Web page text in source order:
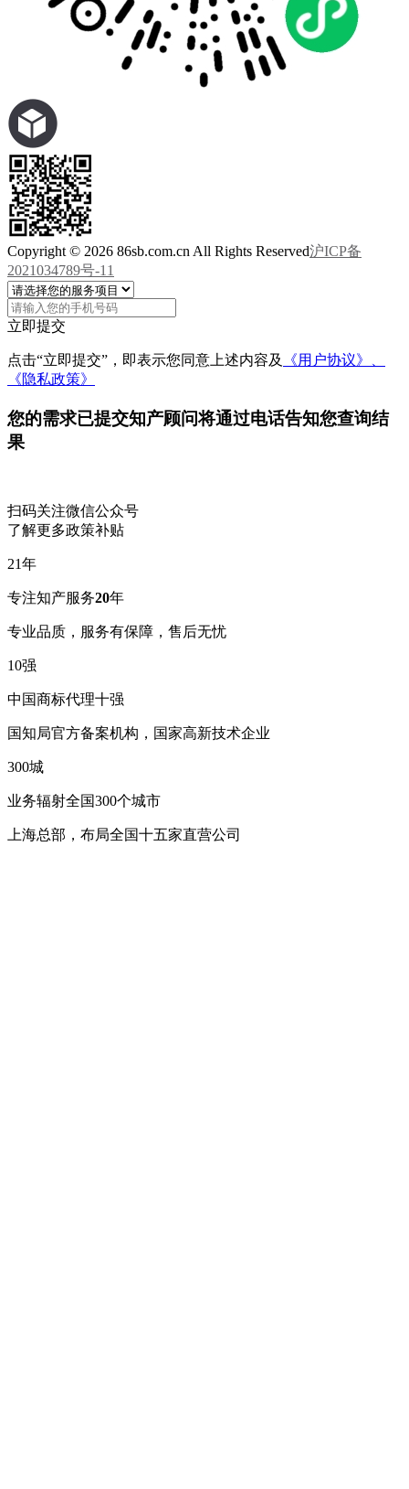
Copyright © 2026 86sb.com.cn All Rights Reserved沪ICP备
2021034789号-11
立即提交
点击“立即提交”，即表示您同意上述内容及
《用户协议》、
《隐私政策》
您的需求已提交知产顾问将通过电话告知您查询结
果
扫码关注微信公众号
了解更多政策补贴
21年
专注知产服务20年
专业品质，服务有保障，售后无忧
10强
中国商标代理十强
国知局官方备案机构，国家高新技术企业
300城
业务辐射全国300个城市
上海总部，布局全国十五家直营公司